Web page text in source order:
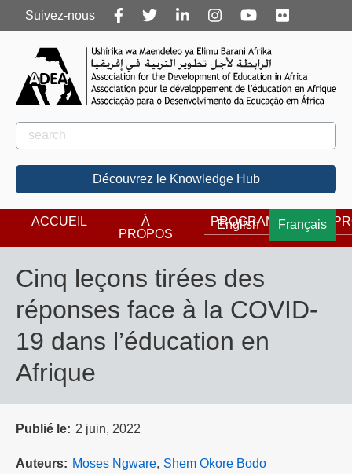
Follow
us
Suivez-nous
Rechercher
Rechercher
Découvrez le Knowledge Hub
English Français
ACCUEIL
À
PROPOS
PROGRAMMES
Cinq leçons tirées des
réponses face à la COVID-
19 dans l’éducation en
Afrique
Publié le 2 juin, 2022
Auteurs Moses Ngware Shem Okore Bodo